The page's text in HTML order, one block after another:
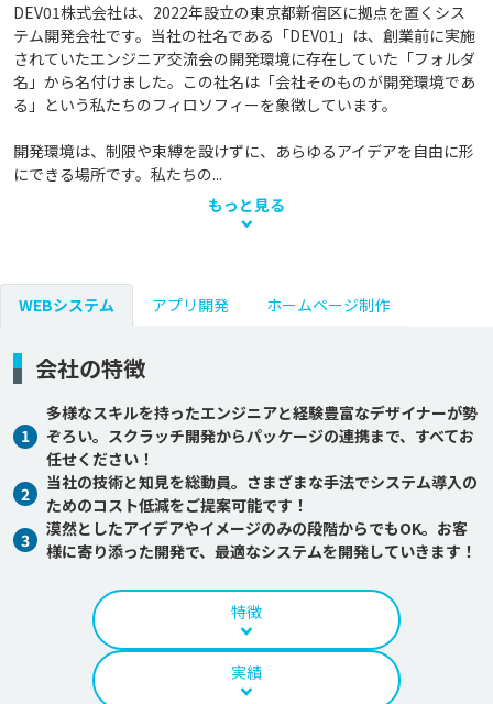
DEV01株式会社は、2022年設立の東京都新宿区に拠点を置くシス
テム開発会社です。当社の社名である「DEV01」は、創業前に実施
されていたエンジニア交流会の開発環境に存在していた「フォルダ
名」から名付けました。この社名は「会社そのものが開発環境であ
る」という私たちのフィロソフィーを象徴しています。
開発環境は、制限や束縛を設けずに、あらゆるアイデアを自由に形
にできる場所です。私たちの...
もっと見る
WEBシステム アプリ開発 ホームページ制作
会社の特徴
1
多様なスキルを持ったエンジニアと経験豊富なデザイナーが勢
ぞろい。スクラッチ開発からパッケージの連携まで、すべてお
任せください！
2
当社の技術と知見を総動員。さまざまな手法でシステム導入の
ためのコスト低減をご提案可能です！
3
漠然としたアイデアやイメージのみの段階からでもOK。お客
様に寄り添った開発で、最適なシステムを開発していきます！
特徴
実績